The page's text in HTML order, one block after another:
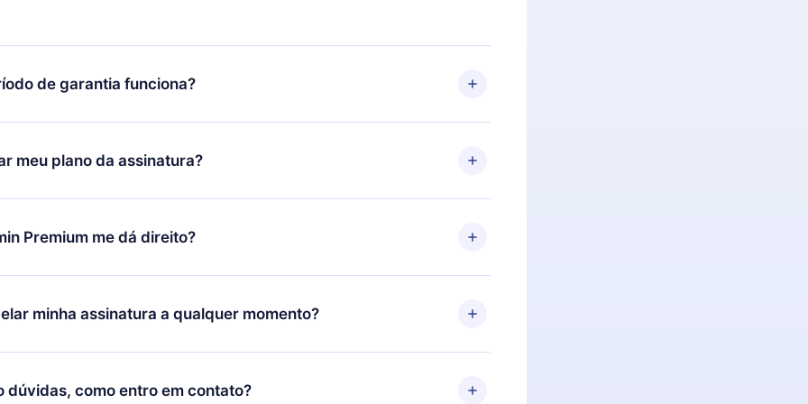
de garantia funciona?
nosso aplicativo e começar a aproveitar nossa biblioteca. Se por algum
satisfeito com nossa plataforma, basta entrar em contato com nossa
(contato@12min.com) em até 7 dias após a compra e solicitar o
meu plano da assinatura?
só se aplicará a partir do próximo período de cobrança. Por
decidiu mudar sua assinatura mensal para anual, após confirmar a
o plano anual, o novo plano só será aplicado e cobrado após o aniversário
Premium me dá direito?
é um plano que te garante acesso a toda nossa biblioteca de 2500+
em 3 línguas (Inglês, espanhol e português) que você pode ler ou
momento através do nosso aplicativo disponível para iOS, Android e
minha assinatura a qualquer momento?
por não renovar sua assinatura do 12min, você pode cancelar a
e o próximo ciclo de cobrança não ocorrerá.
dúvidas, como entro em contato?